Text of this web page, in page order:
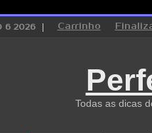
6 2026 Carrinho
Todas as dicas